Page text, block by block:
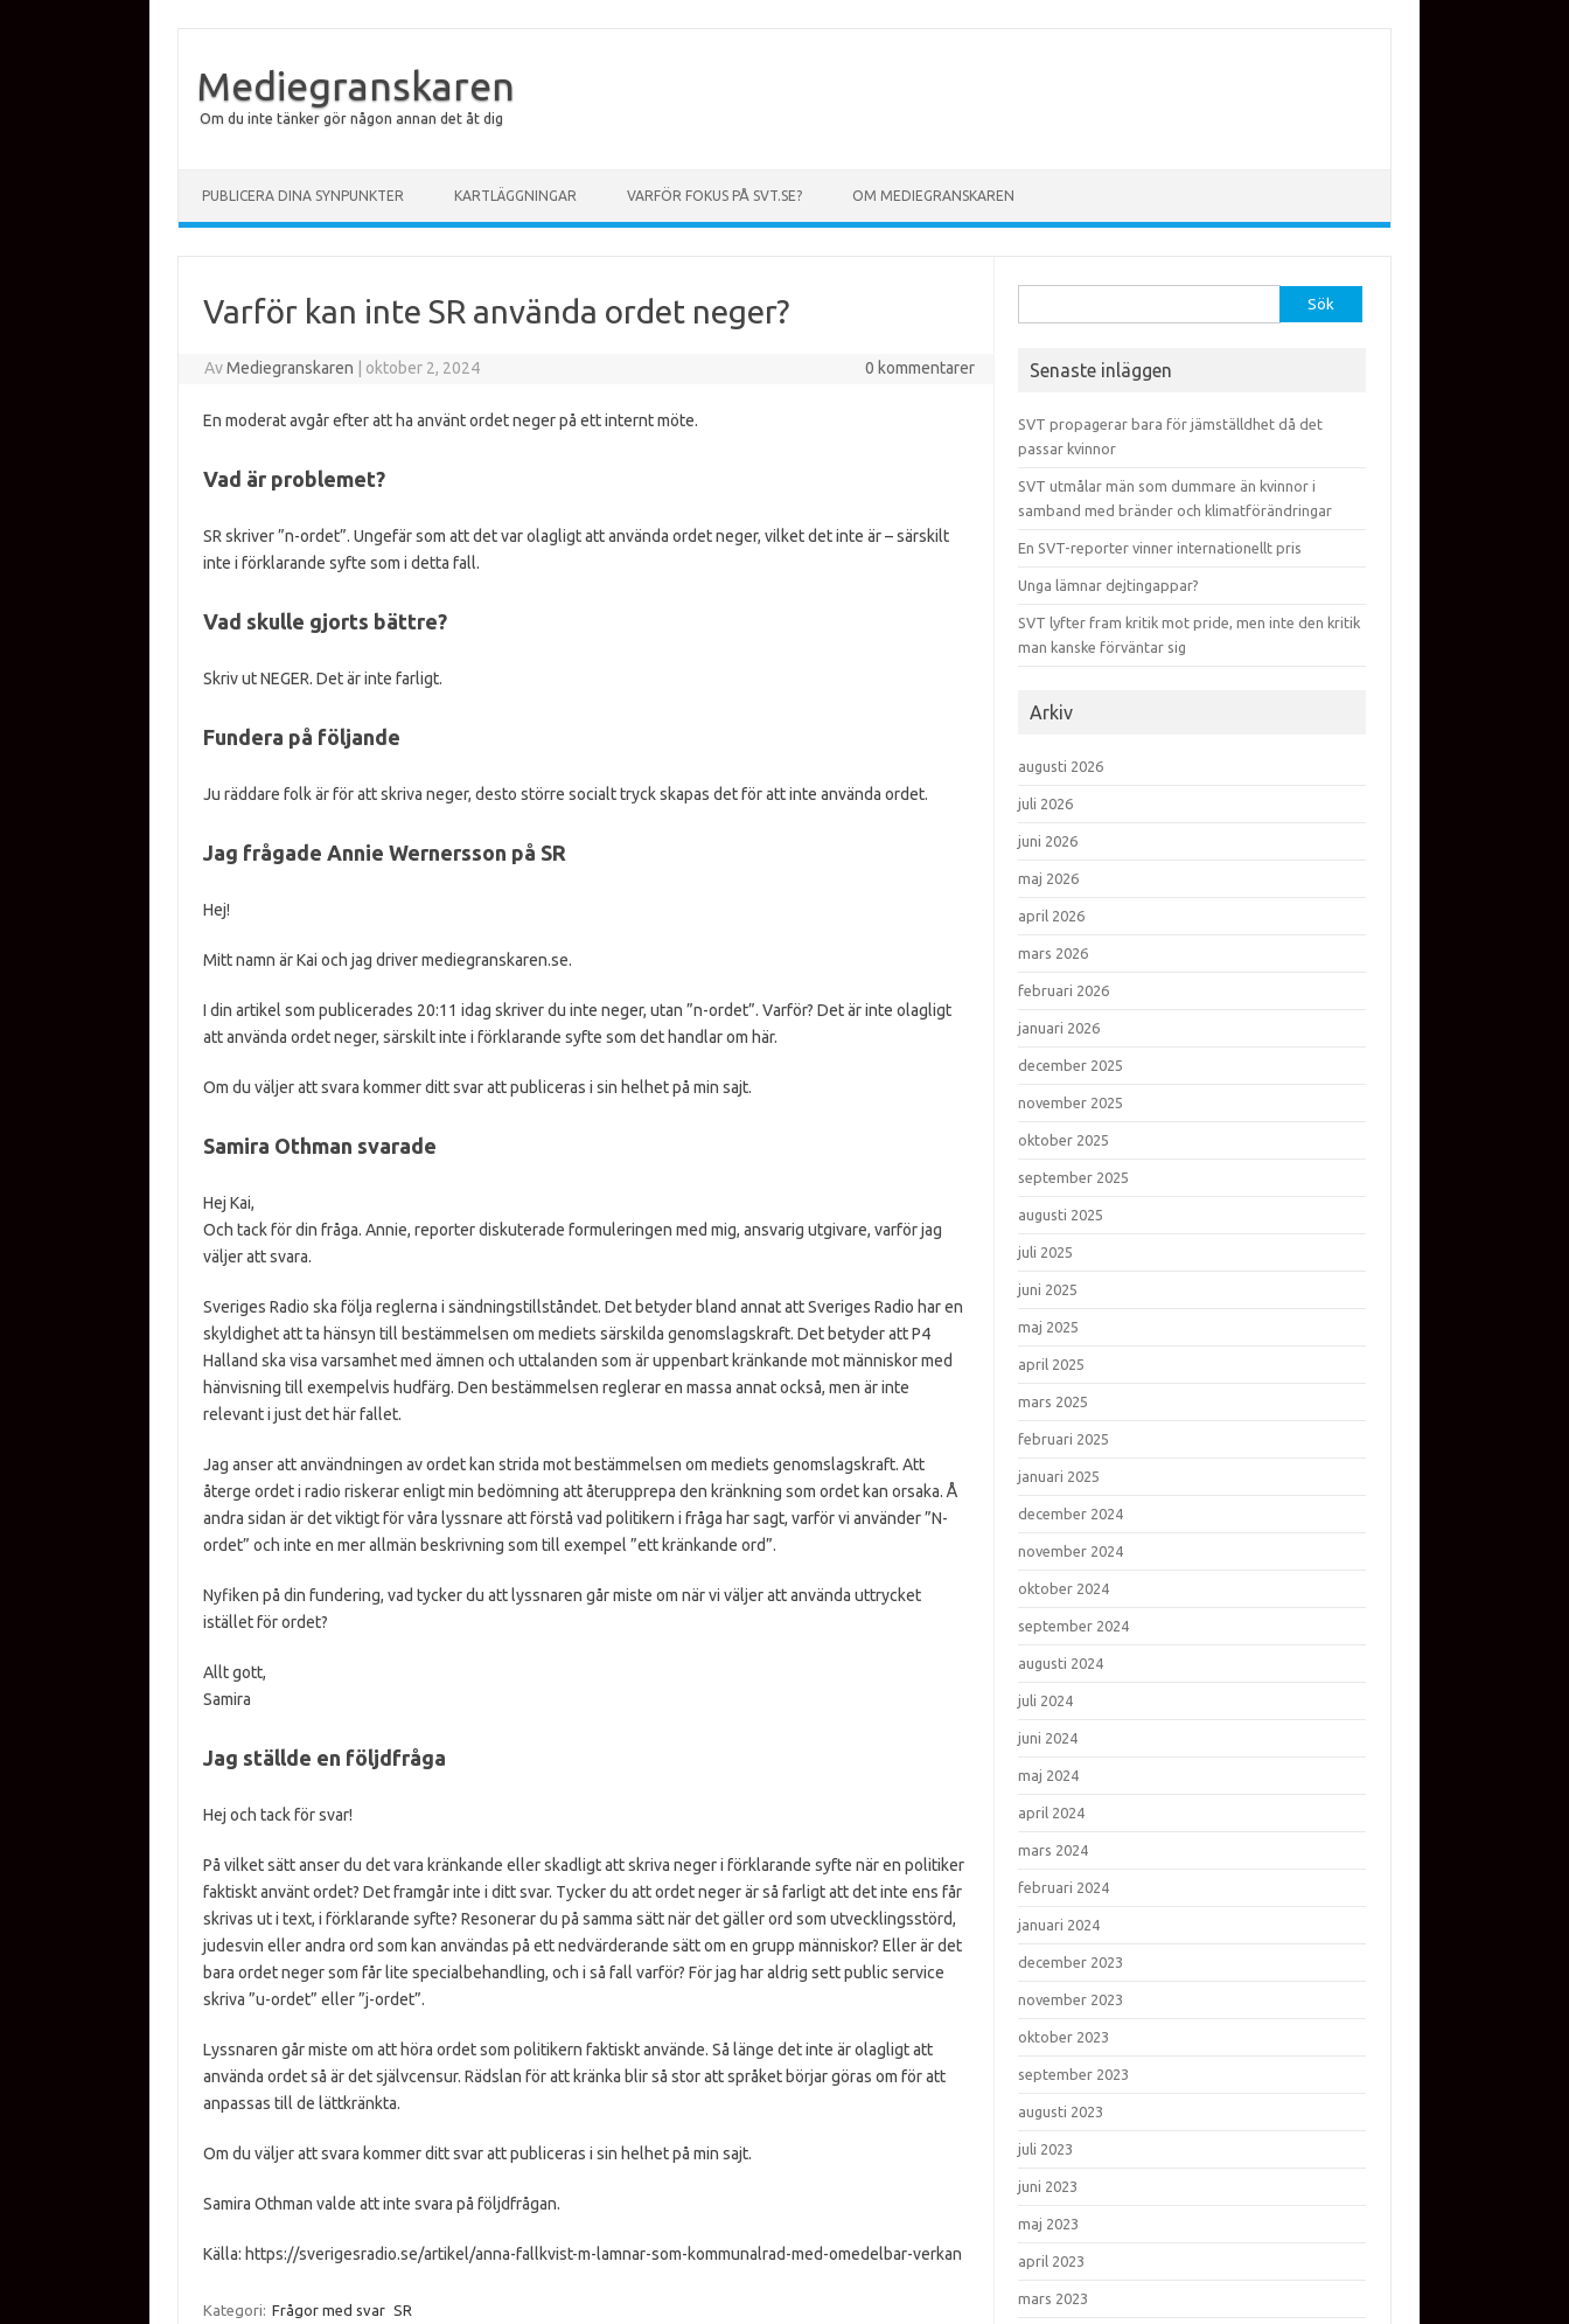
Mediegranskaren
Om du inte tänker gör någon annan det åt dig
PUBLICERA DINA SYNPUNKTER KARTLÄGGNINGAR VARFÖR FOKUS PÅ SVT.SE? OM MEDIEGRANSKAREN
Varför kan inte SR använda ordet neger?
AvMediegranskaren oktober 2, 2024 0 kommentarer
En moderat avgår efter att ha använt ordet neger på ett internt möte.
Vad är problemet?
SR skriver ”n-ordet”. Ungefär som att det var olagligt att använda ordet neger, vilket det inte är – särskilt
inte i förklarande syfte som i detta fall.
Vad skulle gjorts bättre?
Skriv ut NEGER. Det är inte farligt.
Fundera på följande
Ju räddare folk är för att skriva neger, desto större socialt tryck skapas det för att inte använda ordet.
Jag frågade Annie Wernersson på SR
Hej!
Mitt namn är Kai och jag driver mediegranskaren.se.
I din artikel som publicerades 20:11 idag skriver du inte neger, utan ”n-ordet”. Varför? Det är inte olagligt
att använda ordet neger, särskilt inte i förklarande syfte som det handlar om här.
Om du väljer att svara kommer ditt svar att publiceras i sin helhet på min sajt.
Samira Othman svarade
Hej Kai,
Och tack för din fråga. Annie, reporter diskuterade formuleringen med mig, ansvarig utgivare, varför jag
väljer att svara.
Sveriges Radio ska följa reglerna i sändningstillståndet. Det betyder bland annat att Sveriges Radio har en
skyldighet att ta hänsyn till bestämmelsen om mediets särskilda genomslagskraft. Det betyder att P4
Halland ska visa varsamhet med ämnen och uttalanden som är uppenbart kränkande mot människor med
hänvisning till exempelvis hudfärg. Den bestämmelsen reglerar en massa annat också, men är inte
relevant i just det här fallet.
Jag anser att användningen av ordet kan strida mot bestämmelsen om mediets genomslagskraft. Att
återge ordet i radio riskerar enligt min bedömning att återupprepa den kränkning som ordet kan orsaka. Å
andra sidan är det viktigt för våra lyssnare att förstå vad politikern i fråga har sagt, varför vi använder ”N-
ordet” och inte en mer allmän beskrivning som till exempel ”ett kränkande ord”.
Nyfiken på din fundering, vad tycker du att lyssnaren går miste om när vi väljer att använda uttrycket
istället för ordet?
Allt gott,
Samira
Jag ställde en följdfråga
Hej och tack för svar!
På vilket sätt anser du det vara kränkande eller skadligt att skriva neger i förklarande syfte när en politiker
faktiskt använt ordet? Det framgår inte i ditt svar. Tycker du att ordet neger är så farligt att det inte ens får
skrivas ut i text, i förklarande syfte? Resonerar du på samma sätt när det gäller ord som utvecklingsstörd,
judesvin eller andra ord som kan användas på ett nedvärderande sätt om en grupp människor? Eller är det
bara ordet neger som får lite specialbehandling, och i så fall varför? För jag har aldrig sett public service
skriva ”u-ordet” eller ”j-ordet”.
Lyssnaren går miste om att höra ordet som politikern faktiskt använde. Så länge det inte är olagligt att
använda ordet så är det självcensur. Rädslan för att kränka blir så stor att språket börjar göras om för att
anpassas till de lättkränkta.
Om du väljer att svara kommer ditt svar att publiceras i sin helhet på min sajt.
Samira Othman valde att inte svara på följdfrågan.
Källa: https://sverigesradio.se/artikel/anna-fallkvist-m-lamnar-som-kommunalrad-med-omedelbar-verkan
Kategori: Frågor med svar SR
Senaste inläggen
SVT propagerar bara för jämställdhet då det
passar kvinnor
SVT utmålar män som dummare än kvinnor i
samband med bränder och klimatförändringar
En SVT-reporter vinner internationellt pris
Unga lämnar dejtingappar?
SVT lyfter fram kritik mot pride, men inte den kritik
man kanske förväntar sig
Arkiv
augusti 2026
juli 2026
juni 2026
maj 2026
april 2026
mars 2026
februari 2026
januari 2026
december 2025
november 2025
oktober 2025
september 2025
augusti 2025
juli 2025
juni 2025
maj 2025
april 2025
mars 2025
februari 2025
januari 2025
december 2024
november 2024
oktober 2024
september 2024
augusti 2024
juli 2024
juni 2024
maj 2024
april 2024
mars 2024
februari 2024
januari 2024
december 2023
november 2023
oktober 2023
september 2023
augusti 2023
juli 2023
juni 2023
maj 2023
april 2023
mars 2023